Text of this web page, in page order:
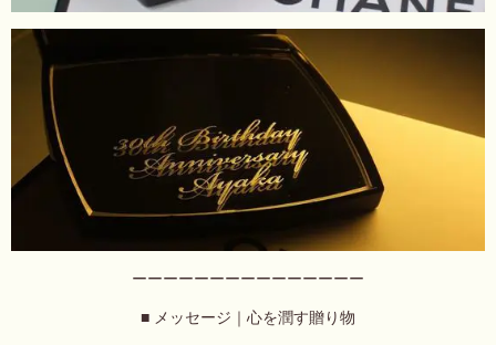
ーーーーーーーーーーーーーーー
■ メッセージ｜心を潤す贈り物